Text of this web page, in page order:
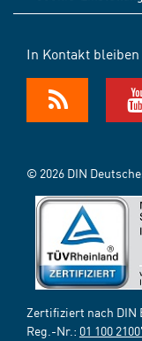
In Kontakt bleiben
© 2026 DIN
Zertifiziert nach DIN
Reg.-Nr.: 01 100